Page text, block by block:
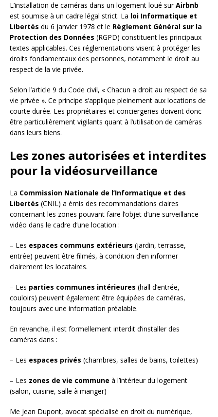
L’installation de caméras dans un logement loué surAirbnb
est soumise à un cadre légal strict. La loi Informatique et
Libertés du 6 janvier 1978 et le Règlement Général sur la
Protection des Données (RGPD) constituent les principaux
textes applicables. Ces réglementations visent à protéger les
droits fondamentaux des personnes, notamment le droit au
respect de la vie privée.
Selon l’article 9 du Code civil, « Chacun a droit au respect de sa
vie privée ». Ce principe s’applique pleinement aux locations de
courte durée. Les propriétaires et conciergeries doivent donc
être particulièrement vigilants quant à l’utilisation de caméras
dans leurs biens.
Les zones autorisées et interdites
pour la vidéosurveillance
La Commission Nationale de l’Informatique et des
Libertés (CNIL) a émis des recommandations claires
concernant les zones pouvant faire l’objet d’une surveillance
vidéo dans le cadre d’une location :
– Les espaces communs extérieurs (jardin, terrasse,
entrée) peuvent être filmés, à condition d’en informer
clairement les locataires.
– Les parties communes intérieures (hall d’entrée,
couloirs) peuvent également être équipées de caméras,
toujours avec une information préalable.
En revanche, il est formellement interdit d’installer des
caméras dans :
– Les espaces privés (chambres, salles de bains, toilettes)
– Les zones de vie commune à l’intérieur du logement
(salon, cuisine, salle à manger)
Me Jean Dupont, avocat spécialisé en droit du numérique,